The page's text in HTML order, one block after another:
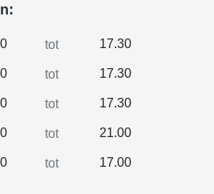
tot 17.30
tot 17.30
tot 17.30
tot 21.00
tot 17.00